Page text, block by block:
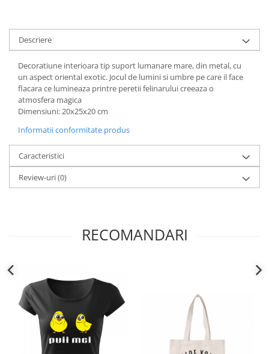
Descriere
Decoratiune interioara tip suport lumanare mare, din metal, cu
un aspect oriental exotic. Jocul de lumini si umbre pe care il face
flacara ce lumineaza printre peretii felinarului creeaza o
atmosfera magica
Dimensiuni: 20x25x20 cm
Informatii conformitate produs
Caracteristici
Review-uri(0)
RECOMANDARI